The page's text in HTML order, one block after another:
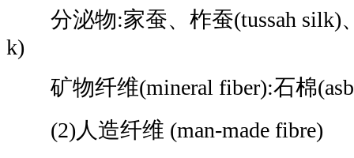
分泌物:家蚕、柞蚕(tussah silk)
k)
矿物纤维(mineral fiber):石棉
(2)人造纤维 (man-made fibre)